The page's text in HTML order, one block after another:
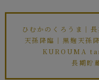
ひむかのくろうま ｜
天孫降臨 ｜ 黒麹天孫
KUROUMA
長期貯